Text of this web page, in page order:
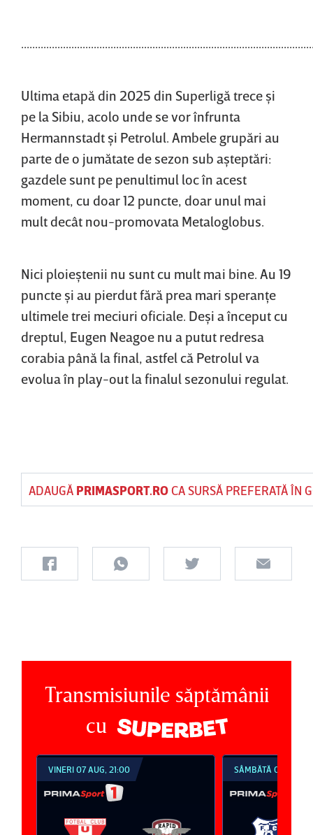
Ultima etapă din 2025 din Superligă trece şi
pe la Sibiu, acolo unde se vor înfrunta
Hermannstadt şi Petrolul. Ambele grupări au
parte de o jumătate de sezon sub aşteptări:
gazdele sunt pe penultimul loc în acest
moment, cu doar 12 puncte, doar unul mai
mult decât nou-promovata Metaloglobus.
Nici ploieştenii nu sunt cu mult mai bine. Au 19
puncte şi au pierdut fără prea mari speranţe
ultimele trei meciuri oficiale. Deşi a început cu
dreptul, Eugen Neagoe nu a putut redresa
corabia până la final, astfel că Petrolul va
evolua în play-out la finalul sezonului regulat.
ADAUGĂ PRIMASPORT.ROCA SURSĂ PREFERATĂ ÎN
Transmisiunile săptămânii
cu
SÂMBĂTĂ 08 AUG, 18:30 SÂMBĂTĂ 08 AUG,